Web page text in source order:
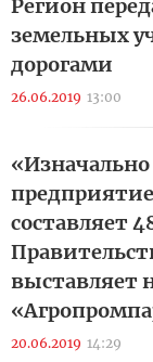
Регион
земельных
дорогами
26.06.2019 13:00
составляет
выставляет
20.06.2019 14:29